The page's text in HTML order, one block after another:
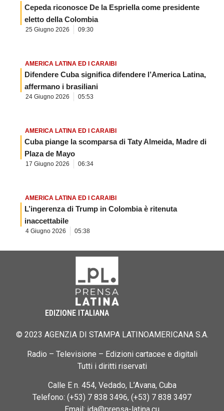
Cepeda riconosce De la Espriella come presidente
eletto della Colombia
25 Giugno 2026 09:30
AMERICA LATINA ED I CARAIBI
Difendere Cuba significa difendere l’America Latina,
affermano i brasiliani
24 Giugno 2026 05:53
AMERICA LATINA ED I CARAIBI
Cuba piange la scomparsa di Taty Almeida, Madre di
Plaza de Mayo
17 Giugno 2026 06:34
AMERICA LATINA ED I CARAIBI
L’ingerenza di Trump in Colombia è ritenuta
inaccettabile
4 Giugno 2026 05:38
EDIZIONE ITALIANA
© 2023 AGENZIA DI STAMPA LATINOAMERICANA S.A.
Radio – Televisione – Edizioni cartacee e digitali
Tutti i diritti riservati
Calle E n. 454, Vedado, L’Avana, Cuba
Telefono: (+53) 7 838 3496, (+53) 7 838 3497